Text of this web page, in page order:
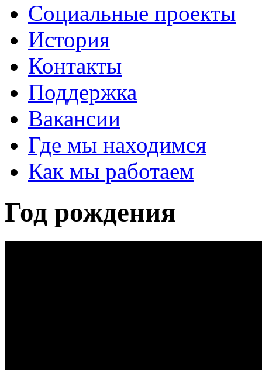
Социальные проекты
История
Контакты
Поддержка
Вакансии
Где мы находимся
Как мы работаем
Год рождения